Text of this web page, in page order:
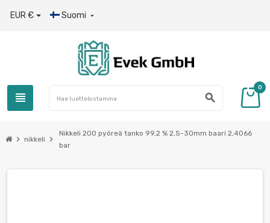
EUR € Suomi 
view_headline search
0
chevron_right nikkeli chevron_right
Nikkeli 200 pyöreä tanko 99,2 % 2,5-30mm baari 2,4066
bar